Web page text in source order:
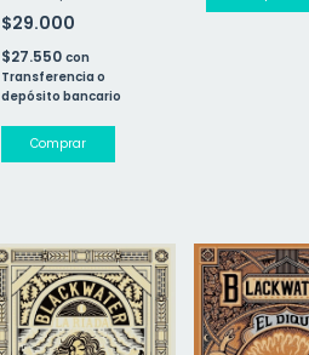
$29.000
$27.550 con
Transferencia o
depósito bancario